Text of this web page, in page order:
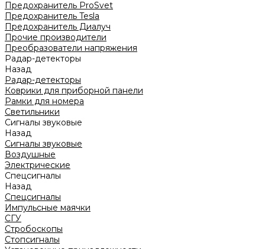
Предохранитель ProSvet
Предохранитель Tesla
Предохранитель Диалуч
Прочие производители
Преобразователи напряжения
Радар-детекторы
Назад
Радар-детекторы
Коврики для приборной панели
Рамки для номера
Светильники
Сигналы звуковые
Назад
Сигналы звуковые
Воздушные
Электрические
Спецсигналы
Назад
Спецсигналы
Импульсные маячки
СГУ
Стробоскопы
Стопсигналы